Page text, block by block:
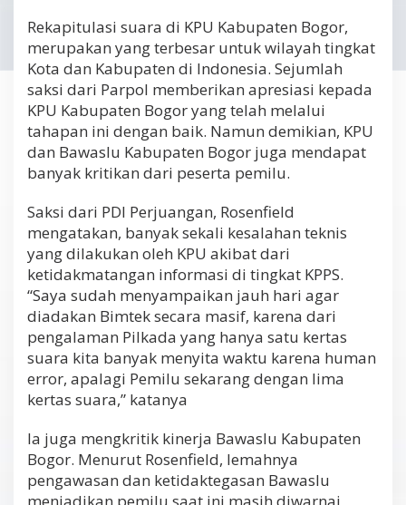
Rekapitulasi suara di KPU Kabupaten Bogor,
merupakan yang terbesar untuk wilayah tingkat
Kota dan Kabupaten di Indonesia. Sejumlah
saksi dari Parpol memberikan apresiasi kepada
KPU Kabupaten Bogor yang telah melalui
tahapan ini dengan baik. Namun demikian, KPU
dan Bawaslu Kabupaten Bogor juga mendapat
banyak kritikan dari peserta pemilu.
Saksi dari PDI Perjuangan, Rosenfield
mengatakan, banyak sekali kesalahan teknis
yang dilakukan oleh KPU akibat dari
ketidakmatangan informasi di tingkat KPPS.
“Saya sudah menyampaikan jauh hari agar
diadakan Bimtek secara masif, karena dari
pengalaman Pilkada yang hanya satu kertas
suara kita banyak menyita waktu karena human
error, apalagi Pemilu sekarang dengan lima
kertas suara,” katanya
Ia juga mengkritik kinerja Bawaslu Kabupaten
Bogor. Menurut Rosenfield, lemahnya
pengawasan dan ketidaktegasan Bawaslu